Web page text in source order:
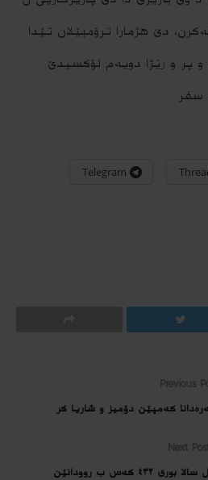
دێ ھژمارا ترۆمبێلان تێدا
پر و رێژا دویەم ئۆکسیدێ
سفر.
Telegram
Previous
کەمپێن دۆمیز و شاریا کر
Next Post
هاتنوچوونا هه‌رێمێ: ل سالا بورى ٤٣٢ كه‌س ب روودانێن